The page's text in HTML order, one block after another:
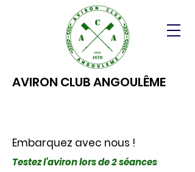
AVIRON CLUB ANGOULÊME
Embarquez avec nous !
Testez l'aviron lors de 2 séances